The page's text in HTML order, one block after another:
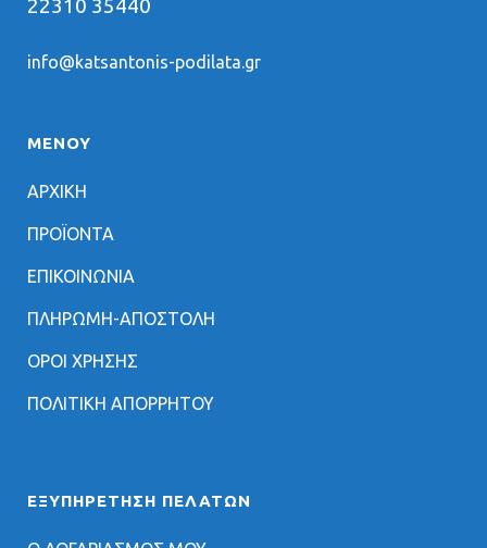
22310 35440
info@katsantonis-podilata.gr
ΜΕΝΟΥ
ΑΡΧΙΚΗ
ΠΡΟΪΟΝΤΑ
ΕΠΙΚΟΙΝΩΝΙΑ
ΠΛΗΡΩΜΗ-ΑΠΟΣΤΟΛΗ
ΟΡΟΙ ΧΡΗΣΗΣ
ΠΟΛΙΤΙΚΗ ΑΠΟΡΡΗΤΟΥ
ΕΞΥΠΗΡΈΤΗΣΗ ΠΕΛΑΤΏΝ